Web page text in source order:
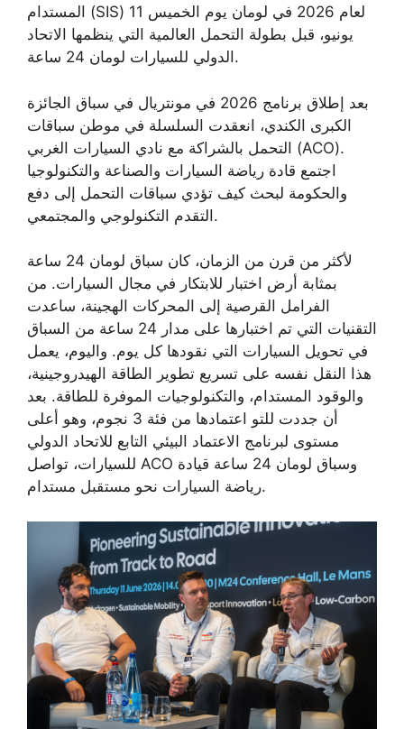
المستدام (SIS) لعام 2026 في لومان يوم الخميس 11
يونيو، قبل بطولة التحمل العالمية التي ينظمها الاتحاد
الدولي للسيارات لومان 24 ساعة.
بعد إطلاق برنامج 2026 في مونتريال في سباق الجائزة
الكبرى الكندي، انعقدت السلسلة في موطن سباقات
التحمل بالشراكة مع نادي السيارات الغربي (ACO).
اجتمع قادة رياضة السيارات والصناعة والتكنولوجيا
والحكومة لبحث كيف تؤدي سباقات التحمل إلى دفع
التقدم التكنولوجي والمجتمعي.
لأكثر من قرن من الزمان، كان سباق لومان 24 ساعة
بمثابة أرض اختبار للابتكار في مجال السيارات. من
الفرامل القرصية إلى المحركات الهجينة، ساعدت
التقنيات التي تم اختبارها على مدار 24 ساعة من السباق
في تحويل السيارات التي نقودها كل يوم. واليوم، يعمل
هذا النقل نفسه على تسريع تطوير الطاقة الهيدروجينية،
والوقود المستدام، والتكنولوجيات الموفرة للطاقة. بعد
أن جددت للتو اعتمادها من فئة 3 نجوم، وهو أعلى
مستوى لبرنامج الاعتماد البيئي التابع للاتحاد الدولي
للسيارات، تواصل ACO وسباق لومان 24 ساعة قيادة
رياضة السيارات نحو مستقبل مستدام.